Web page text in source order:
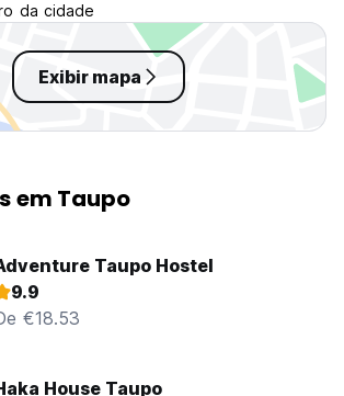
da cidade
Exibir mapa
em Taupo
Taupo Hostel
9.9
€18.53
House Taupo